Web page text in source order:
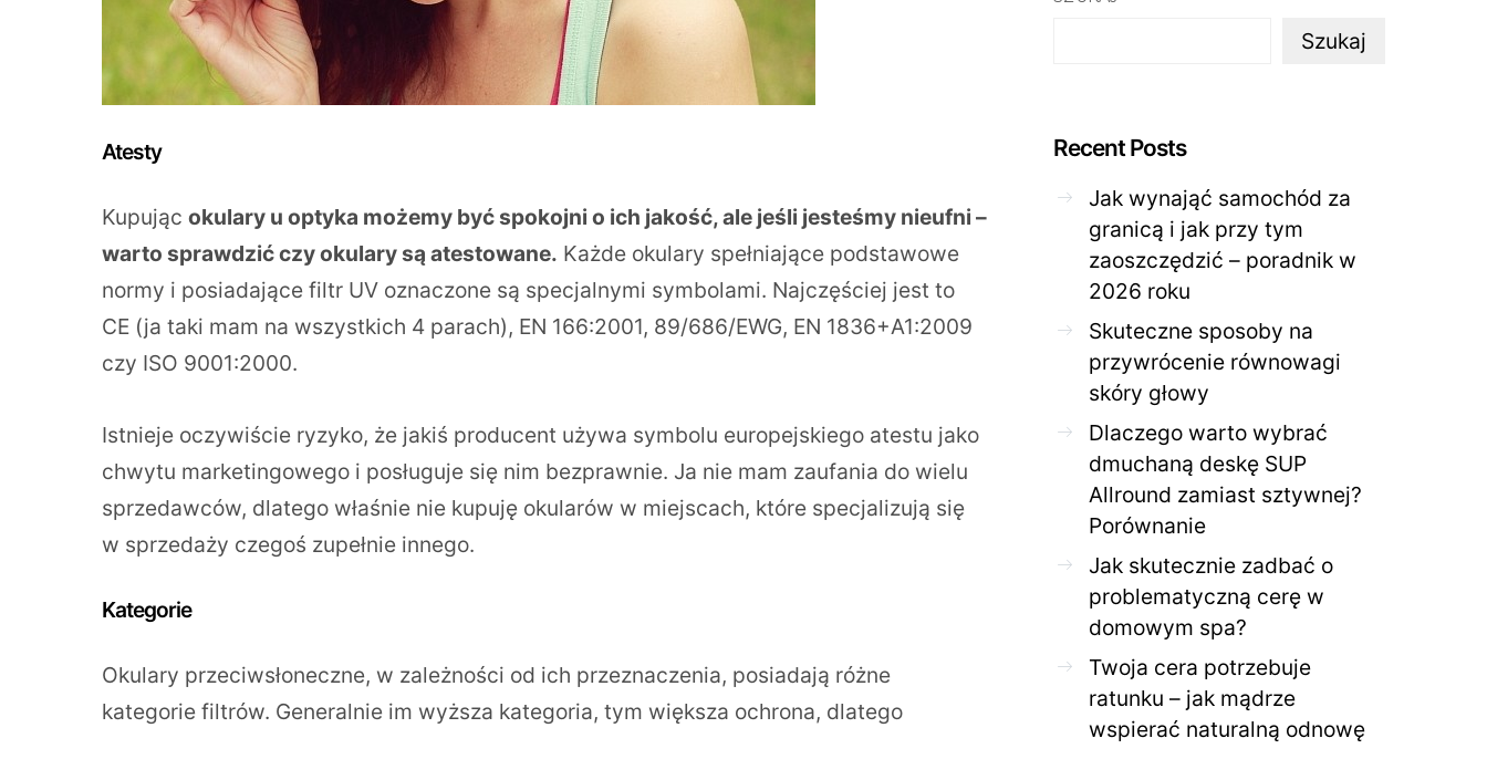
Atesty
Kupując okulary u optyka możemy być spokojni o ich jakość, ale jeśli jesteśmy nieufni –
warto sprawdzić czy okulary są atestowane. Każde okulary spełniające podstawowe
normy i posiadające filtr UV oznaczone są specjalnymi symbolami. Najczęściej jest to
CE (ja taki mam na wszystkich 4 parach), EN 166:2001, 89/686/EWG, EN 1836+A1:2009
czy ISO 9001:2000.
Istnieje oczywiście ryzyko, że jakiś producent używa symbolu europejskiego atestu jako
chwytu marketingowego i posługuje się nim bezprawnie. Ja nie mam zaufania do wielu
sprzedawców, dlatego właśnie nie kupuję okularów w miejscach, które specjalizują się
w sprzedaży czegoś zupełnie innego.
Kategorie
Okulary przeciwsłoneczne, w zależności od ich przeznaczenia, posiadają różne
kategorie filtrów. Generalnie im wyższa kategoria, tym większa ochrona, dlatego
Szukaj
Recent Posts
Jak wynająć samochód za
granicą i jak przy tym
zaoszczędzić – poradnik w
2026 roku
Skuteczne sposoby na
przywrócenie równowagi
skóry głowy
Dlaczego warto wybrać
dmuchaną deskę SUP
Allround zamiast sztywnej?
Porównanie
Jak skutecznie zadbać o
problematyczną cerę w
domowym spa?
Twoja cera potrzebuje
ratunku – jak mądrze
wspierać naturalną odnowę